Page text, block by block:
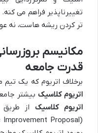
تغییرناپذیر فراهم می
تر کردن ریشه هاست، نه
قدرت جامعه
برخلاف اتریوم که یک تیم
اتریوم کلاسیک بیشتر
اتریوم کلاسیک